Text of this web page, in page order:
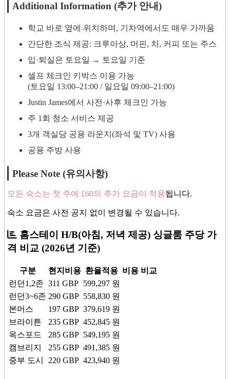
Additional Information (추가 안내)
학교 바로 옆에 위치하며, 기차역에서도 매우 가까움
간단한 조식 제공: 크루아상, 머핀, 차, 커피 또는 주스
입·퇴실은 토요일 → 토요일 기준
셀프 체크인 키박스 이용 가능
(토요일 13:00–21:00 / 일요일 09:00–21:00)
Justin James에서 사전·사후 체크인 가능
주 1회 청소 서비스 제공
3개 객실당 공용 라운지(좌석 및 TV) 사용
공용 주방 사용
Please Note (유의사항)
모든 숙소는 첫 주에 £60의 추가 요금이 적용됩니다.
숙소 요금은 사전 공지 없이 변경될 수 있습니다.
홈스테이 H/B(아침, 저녁 제공) 싱글룸 주당 가
격 비교 (2026년 기준)
구분 현지비용 환율적용 비용 비교
런던1,2존 311 GBP 599,297 원
런던3~6존 290 GBP 558,830 원
본머스
197 GBP 379,619 원
브라이튼
235 GBP 452,845 원
옥스포드
285 GBP 549,195 원
캠브리지
255 GBP 491,385 원
중부 도시
220 GBP 423,940 원